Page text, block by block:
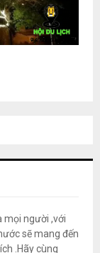
mọi người ,với
sẽ mang đến
.Hãy cùng